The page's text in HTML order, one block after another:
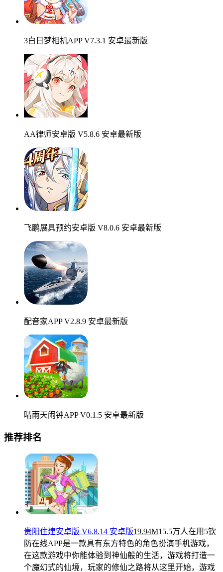
3白日梦相机APP V7.3.1 安卓最新版
AA律师安卓版 V5.8.6 安卓最新版
飞鹏展具预约安卓版 V8.0.6 安卓最新版
配音家APP V2.8.9 安卓最新版
晴雨天闹钟APP V0.1.5 安卓最新版
推荐排名
贵阳住建安卓版 V6.8.14 安卓版19.94M15.5万人在用 5钦
防在线APP是一款具有东方特色的角色扮演手机游戏，
在这款游戏中你能体验到神仙般的生活，游戏将打造一
个魔幻式的仙境，玩家的修仙之路将从这里开始，游戏